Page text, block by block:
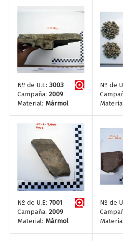
Nº de U.E: 3003
Campaña: 2009
Material: Mármol
Nº de
Nº de U.E: 7001
Campaña: 2009
Material: Mármol
Nº de